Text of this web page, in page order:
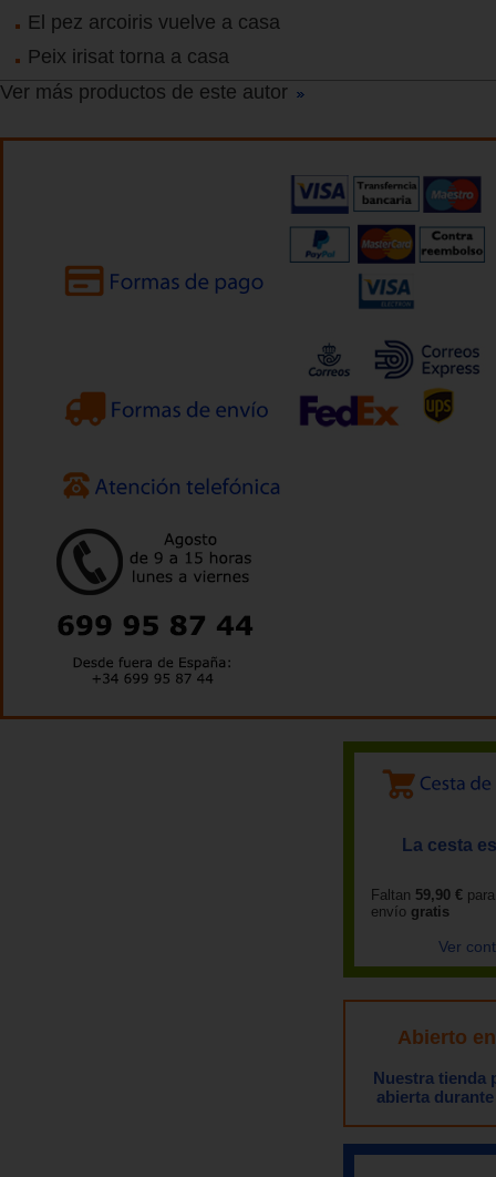
El pez arcoiris vuelve a casa
Peix irisat torna a casa
Ver más productos de este autor
La cesta
Faltan 59,90 €
envío gratis
Ver
Abierto
Nuestra tienda
abierta